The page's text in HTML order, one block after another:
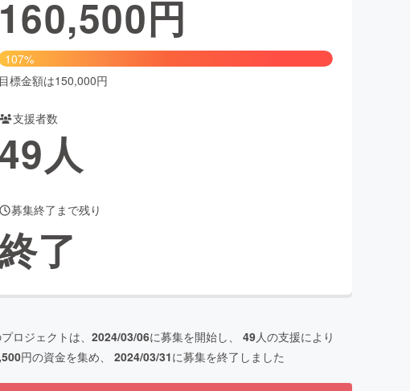
ファッション
ルスケア
160,500円
107%
目標金額は150,000円
支援者数
49人
募集終了まで残り
了
ロジェクトは、 2024/03/06に募集を開始し、 49人の支援により
円の資金を集め、 2024/03/31に募集を終了しました